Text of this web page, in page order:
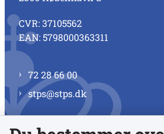
CVR: 37105562
EAN: 5798000363311
72 28 66 00
stps@stps.dk